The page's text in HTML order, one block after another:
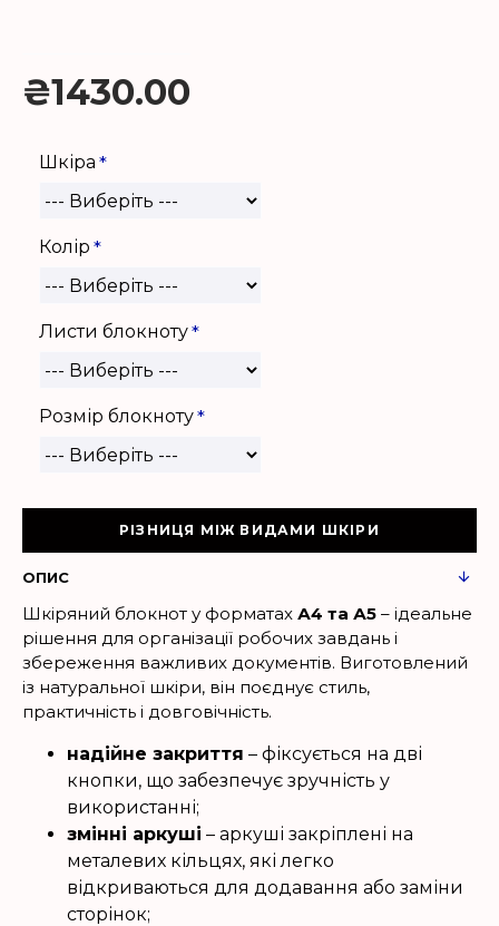
₴1430.00
Шкіра
Колір
Листи блокноту
Розмір блокноту
РІЗНИЦЯ МІЖ ВИДАМИ ШКІРИ
ОПИС
Шкіряний блокнот у форматах А4 та А5 – ідеальне
рішення для організації робочих завдань і
збереження важливих документів. Виготовлений
із натуральної шкіри, він поєднує стиль,
практичність і довговічність.
надійне закриття – фіксується на дві
кнопки, що забезпечує зручність у
використанні;
змінні аркуші – аркуші закріплені на
металевих кільцях, які легко
відкриваються для додавання або заміни
сторінок;